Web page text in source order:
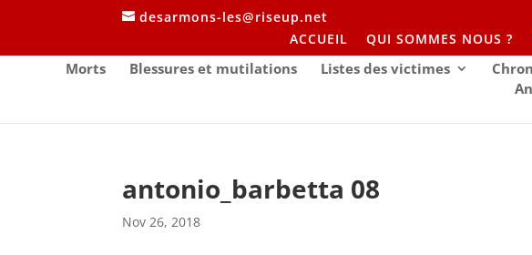
desarmons-les@riseup.net
ACCUEIL
QUI SOMMES NOUS ?
Morts Blessures et mutilations Listes des victimes
antonio_barbetta 08
Nov 26, 2018